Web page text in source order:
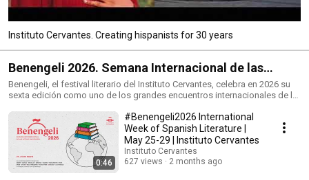
Instituto Cervantes. Creating hispanists for 30 years
Benengeli 2026. Semana Internacional de las
Letras en Español
Benengeli, el festival literario del Instituto Cervantes, celebra en 2026 su
sexta edición como uno de los grandes encuentros internacionales de la
digitales se desplegarán en los cinco continentes, gracias al trabajo en
red de los centros del Instituto Cervantes y de las instituciones
colaboradoras. En esta edición, Benengeli propone una reflexión en torno
a las bibliotecas: espacios de memoria y transmisión del conocimiento,
lugares de encuentro y de diálogo, escenarios reales e imaginarios
donde la literatura se conserva, se comparte y se transforma. Como en
0:46
#Benengeli2026 International
Week of Spanish Literature |
May 25-29 | Instituto Cervantes
Instituto Cervantes
627 views
2 months ago